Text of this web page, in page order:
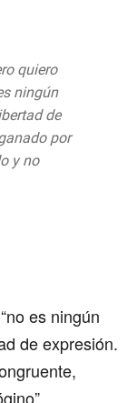
quiero
ningún
de
por
y no
es ningún
de expresión.